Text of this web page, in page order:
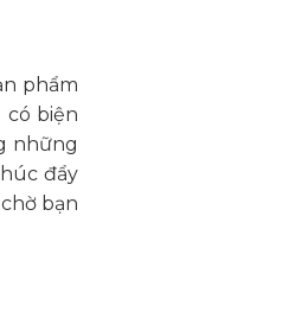
phẩm
biện
những
đẩy
bạn